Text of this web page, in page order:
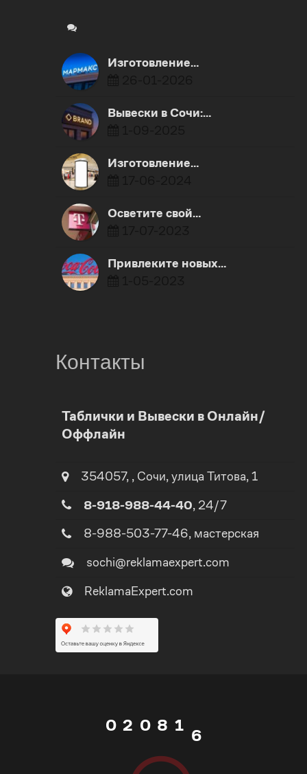
Изготовление…
Вывески в Сочи:…
Изготовление…
​Осветите свой…
Привлеките новых…
Контакты
Таблички и Вывески в Онлайн/
Оффлайн
354057, , Сочи, улица Титова, 1
8-918-988-44-40, 24/7
8-988-503-77-46, мастерская
sochi@reklamaexpert.com
ReklamaExpert.com
0
0
2 0
1
2
4
5
8
9
1
2
0
2
6